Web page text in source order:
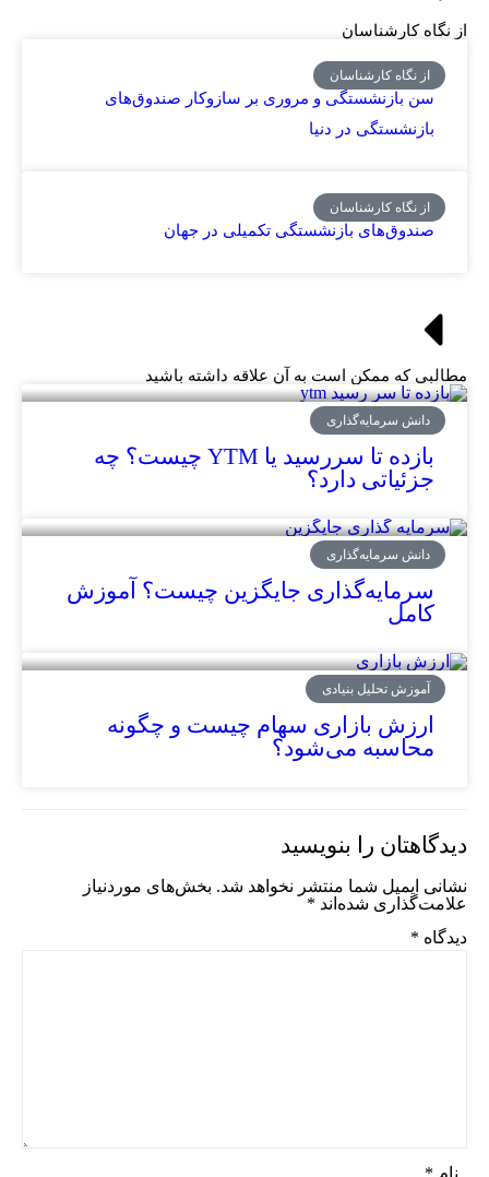
از نگاه کارشناسان
از نگاه کارشناسان
سن بازنشستگی و مروری بر سازوکار صندوق‌های
بازنشستگی در دنیا
از نگاه کارشناسان
صندوق‌های بازنشستگی تکمیلی در جهان
مطالبی که ممکن است به آن علاقه داشته باشید
دانش سرمایه‌گذاری
بازده تا سررسید یا YTM چیست؟ چه
جزئیاتی دارد؟
دانش سرمایه‌گذاری
سرمایه‌گذاری‌ جایگزین چیست؟ آموزش
کامل
آموزش تحلیل بنیادی
ارزش بازاری سهام چیست و چگونه
محاسبه می‌شود؟
دیدگاهتان را بنویسید
نشانی ایمیل شما منتشر نخواهد شد. بخش‌های موردنیاز
علامت‌گذاری شده‌اند *
دیدگاه *
نام *